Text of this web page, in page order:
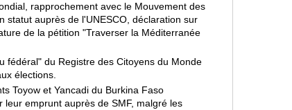
rapprochement avec le Mouvement des
statut auprès de l'UNESCO, déclaration sur
de la pétition "Traverser la Méditerranée
fédéral" du Registre des Citoyens du Monde
élections.
Toyow et Yancadi du Burkina Faso
leur emprunt auprès de SMF, malgré les